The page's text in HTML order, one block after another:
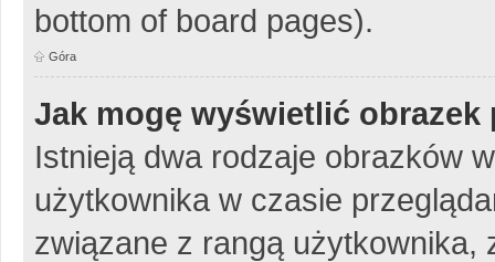
bottom of board pages).
Góra
Jak mogę wyświetlić
Istnieją dwa rodzaje obrazków
użytkownika w czasie
związane z rangą użytkownika,